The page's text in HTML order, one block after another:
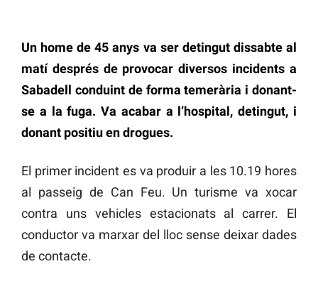
Un home de 45 anys va ser detingut dissabte al
matí després de provocar diversos incidents a
Sabadell conduint de forma temerària i donant-
se a la fuga. Va acabar a l’hospital, detingut, i
donant positiu en drogues.
El primer incident es va produir a les 10.19 hores
al passeig de Can Feu. Un turisme va xocar
contra uns vehicles estacionats al carrer. El
conductor va marxar del lloc sense deixar dades
de contacte.